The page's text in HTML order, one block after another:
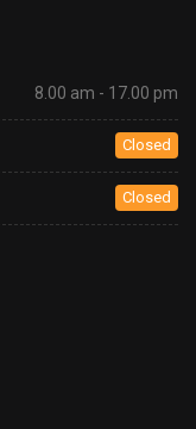
8.00 am - 17.00 pm
Closed
Closed